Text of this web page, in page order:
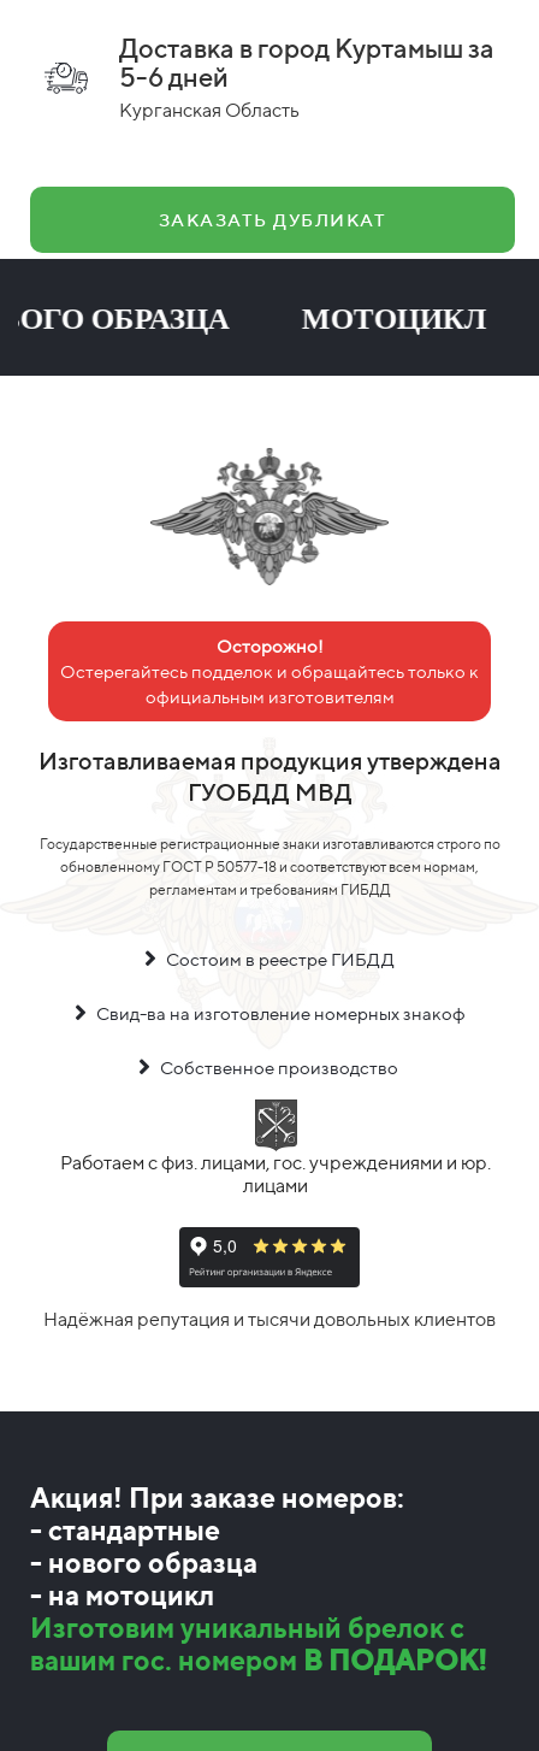
Доставка в город Куртамыш за
5-6 дней
Курганская Область
ЗАКАЗАТЬ ДУБЛИКАТ
ОБРАЗЦА МОТОЦИКЛ
Осторожно!
Остерегайтесь подделок и обращайтесь только к
официальным изготовителям
Изготавливаемая продукция утверждена
ГУОБДД МВД
Государственные регистрационные знаки изготавливаются строго по
обновленному ГОСТ Р 50577-18 и соответствуют всем нормам,
регламентам и требованиям ГИБДД
Состоим в реестре ГИБДД
Свид-ва на изготовление номерных знакоф
Собственное производство
Работаем с физ. лицами, гос. учреждениями и юр.
лицами
Надёжная репутация и тысячи довольных клиентов
Акция! При заказе номеров:
- стандартные
- нового образца
- на мотоцикл
Изготовим уникальный брелок с
вашим гос. номером В ПОДАРОК!